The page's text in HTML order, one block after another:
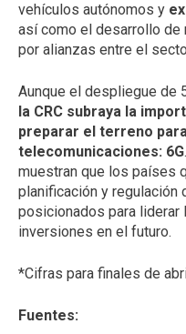
vehículos autónomos y
así como el desarrollo de
por alianzas entre el
Aunque el despliegue de
la CRC subraya la
preparar el terreno
telecomunicaciones: 6G
muestran que los países
planificación y regulación
posicionados para liderar
inversiones en el futuro.
*Cifras para finales de
Fuentes: